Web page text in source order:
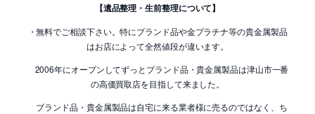
【遺品整理・生前整理について】
・無料でご相談下さい。特にブランド品や金プラチナ等の貴金属製品
はお店によって全然値段が違います。
2006年にオープンしてずっとブランド品・貴金属製品は津山市一番
の高価買取店を目指して来ました。
ブランド品・貴金属製品は自宅に来る業者様に売るのではなく、ち